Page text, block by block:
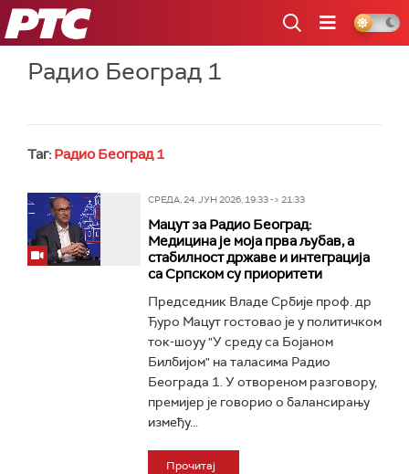
РТС
Радио Београд 1
Таг: Радио Београд 1
СРЕДА, 24. ЈУН 2026, 19:33 -> 21:33
Мацут за Радио Београд:
Медицина је моја прва љубав, а
стабилност државе и интеграција
са Српском су приоритети
Председник Владе Србије проф. др
Ђуро Мацут гостовао је у политичком
ток-шоуу "У среду са Бојаном
Билбијом" на таласима Радио
Београда 1. У отвореном разговору,
премијер је говорио о балансирању
између...
Прочитај